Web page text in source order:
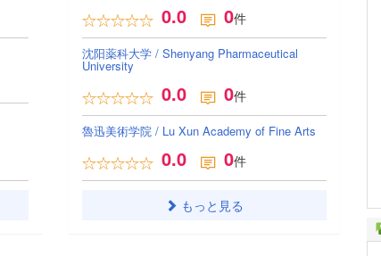
0.0 0件
沈阳薬科大学 / Shenyang Pharmaceutical
University
0.0 0件
魯迅美術学院 / Lu Xun Academy of Fine Arts
0.0 0件
もっと見る